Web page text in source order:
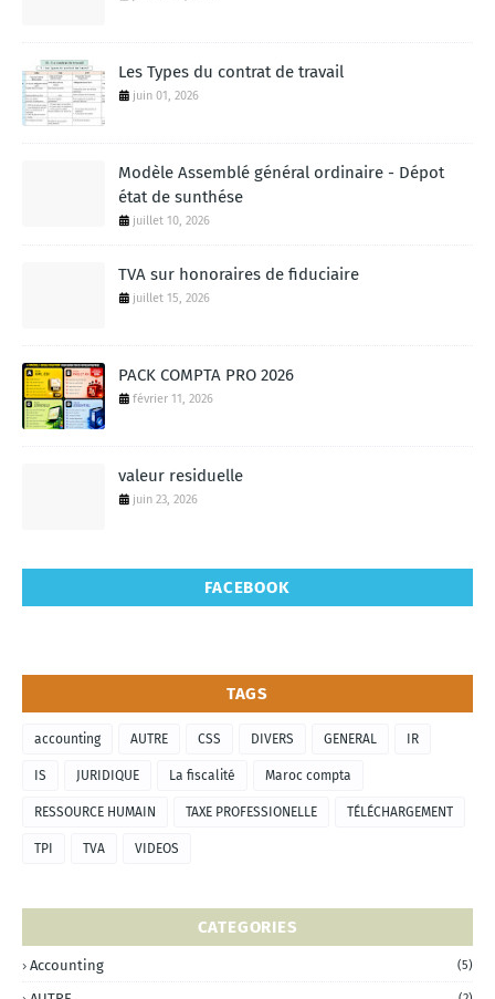
Les Types du contrat de travail
juin 01, 2026
Modèle Assemblé général ordinaire - Dépot
état de sunthése
juillet 10, 2026
TVA sur honoraires de fiduciaire
juillet 15, 2026
PACK COMPTA PRO 2026
février 11, 2026
valeur residuelle
juin 23, 2026
FACEBOOK
TAGS
accounting AUTRE CSS DIVERS GENERAL IR
IS JURIDIQUE La fiscalité Maroc compta
RESSOURCE HUMAIN TAXE PROFESSIONELLE TÉLÉCHARGEMENT
TPI TVA VIDEOS
CATEGORIES
Accounting (5)